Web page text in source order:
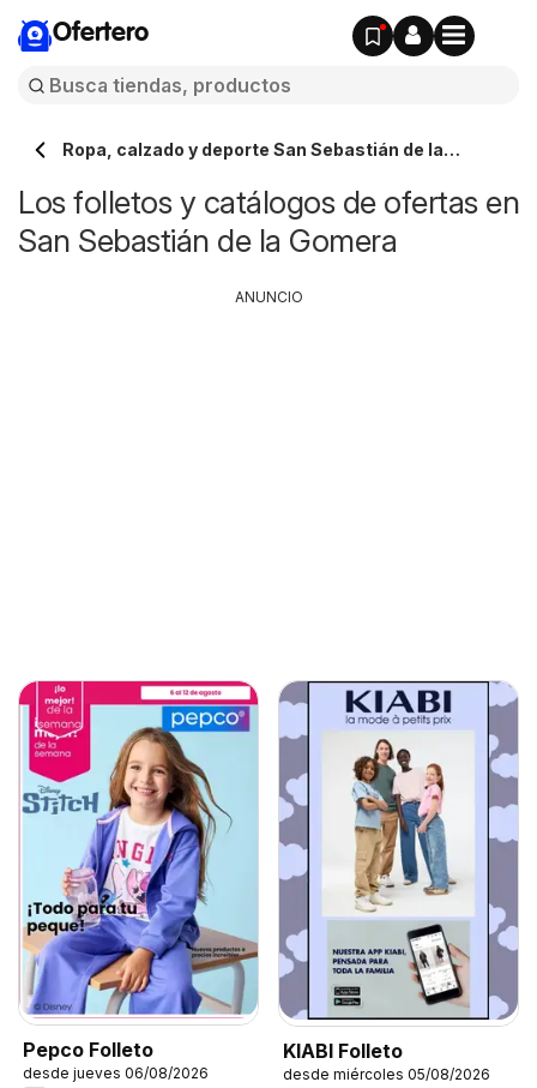
Ofertero
Ropa, calzado y deporte San Sebastián de la
Los folletos y catálogos de ofertas en
San Sebastián de la Gomera
Pepco Folleto
desde jueves 06/08/2026
KIABI Folleto
desde miércoles 05/08/2026
ANUNCIO